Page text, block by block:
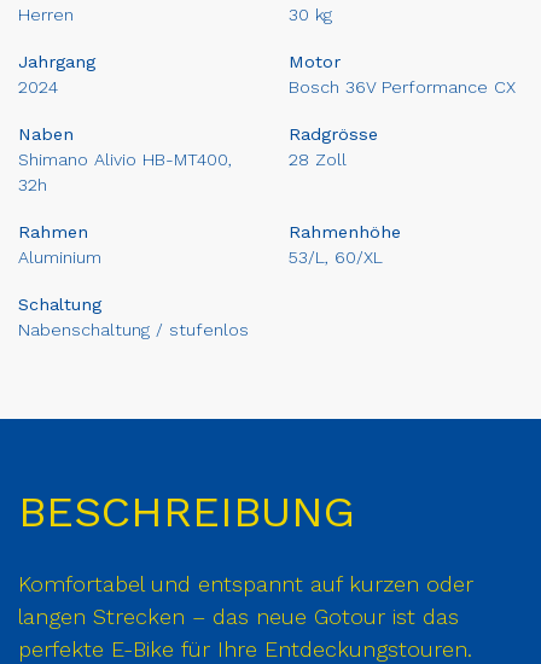
Herren
30 kg
Jahrgang
2024
Motor
Bosch 36V Performance CX
Naben
Shimano Alivio HB-MT400,
32h
Radgrösse
28 Zoll
Rahmen
Aluminium
Rahmenhöhe
53/L, 60/XL
Schaltung
Nabenschaltung / stufenlos
BESCHREIBUNG
Komfortabel und entspannt auf kurzen oder
langen Strecken – das neue Gotour ist das
perfekte E-Bike für Ihre Entdeckungstouren.